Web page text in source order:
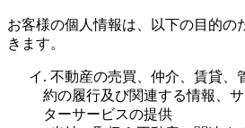
お客様の個人情報は、以下の目的の
きます。
イ. 不動産の売買、仲介、賃貸、
約の履行及び関連する情報、
ターサービスの提供